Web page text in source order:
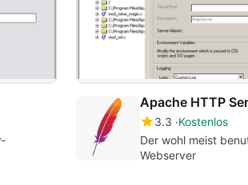
Apache HTTP
3.3 Kostenlos
Der wohl meist
Webserver